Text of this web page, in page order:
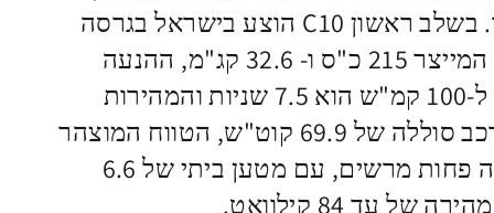
הצנוע, 435 ליטר בלבד. בשלב ראשון C10 הוצע בישראל בגרסה
חשמלית עם מנוע יחיד המייצר 215 כ"ס ו- 32.6 קג"מ, ההנעה
אחורית, משך התאוצה ל-100 קמ"ש הוא 7.5 שניות והמהירות
המרבית 170 קמ"ש. לרכב סוללה של 69.9 קוט"ש, הטווח המוצהר
424 ק"מ. תחום הטעינה פחות מרשים, עם מטען ביתי של 6.6
עד 84 קילוואט.